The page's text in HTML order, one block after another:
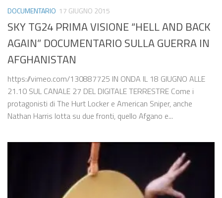
DOCUMENTARIO 17 GIUGNO 2015
SKY TG24 PRIMA VISIONE “HELL AND BACK
AGAIN” DOCUMENTARIO SULLA GUERRA IN
AFGHANISTAN
https://vimeo.com/130887725 IN ONDA IL 18 GIUGNO ALLE
21.10 SUL CANALE 27 DEL DIGITALE TERRESTRE Come i
protagonisti di The Hurt Locker e American Sniper, anche
Nathan Harris lotta su due fronti, quello Afgano e...